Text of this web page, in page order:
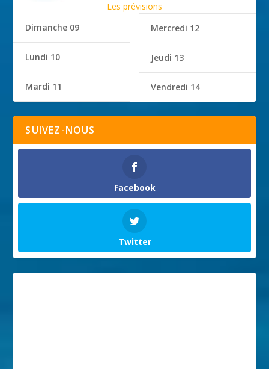
Les prévisions
Dimanche 09
Lundi 10
Mardi 11
Mercredi 12
Jeudi 13
Vendredi 14
SUIVEZ-NOUS
Facebook
Twitter